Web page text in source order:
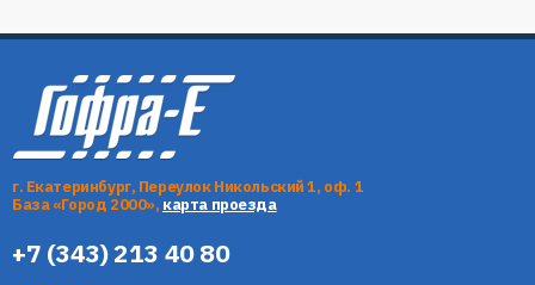
г. Екатеринбург, Переулок Никольский 1, оф. 1
База «Город 2000», карта проезда
+7 (343) 213 40 80